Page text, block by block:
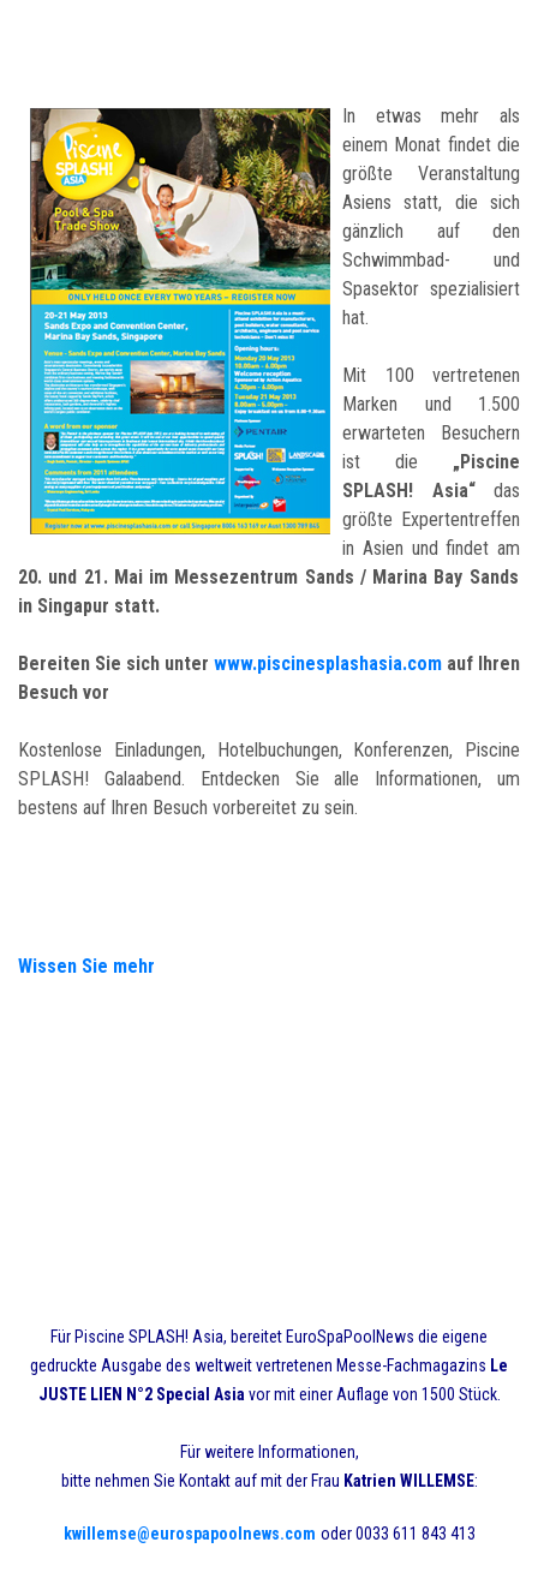
In etwas mehr als
einem Monat findet die
größte Veranstaltung
Asiens statt, die sich
gänzlich auf den
Schwimmbad- und
Spasektor spezialisiert
hat.
Mit 100 vertretenen
Marken und 1.500
erwarteten Besuchern
ist die „Piscine
SPLASH! Asia“das
größte Expertentreffen
in Asien und findet am
20. und 21. Mai im Messezentrum Sands / Marina Bay Sands
in Singapur statt.
Bereiten Sie sich unter www.piscinesplashasia.com auf Ihren
Besuch vor
Kostenlose Einladungen, Hotelbuchungen, Konferenzen, Piscine
SPLASH! Galaabend. Entdecken Sie alle Informationen, um
bestens auf Ihren Besuch vorbereitet zu sein.
Wissen Sie mehr
Für Piscine SPLASH! Asia, bereitet EuroSpaPoolNews die eigene
gedruckte Ausgabe des weltweit vertretenen Messe-Fachmagazins Le
JUSTE LIEN N°2 Special Asia vor mit einer Auflage von 1500 Stück.
Für weitere Informationen,
bitte nehmen Sie Kontakt auf mit der Frau Katrien WILLEMSE:
kwillemse@eurospapoolnews.com oder 0033 611 843 413